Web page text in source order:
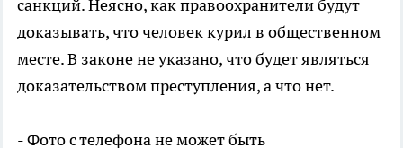
санкций. Неясно, как правоохранители будут
доказывать, что человек курил в общественном
месте. В законе не указано, что будет являться
доказательством преступления, а что нет.
- Фото с телефона не может быть